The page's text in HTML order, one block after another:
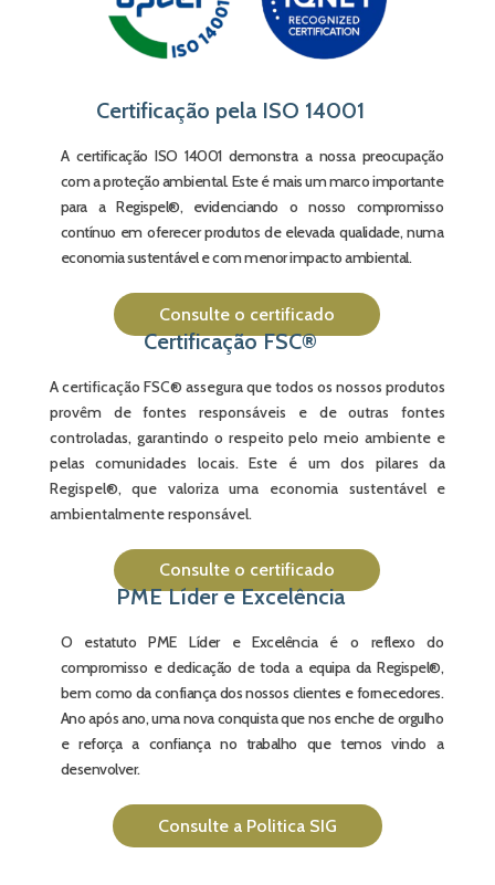
Certificação pela ISO 14001
A certificação ISO 14001 demonstra a nossa preocupação
com a proteção ambiental. Este é mais um marco importante
para a Regispel®, evidenciando o nosso compromisso
contínuo em oferecer produtos de elevada qualidade, numa
economia sustentável e com menor impacto ambiental.
Consulte o certificado
Certificação FSC®
A certificação FSC® assegura que todos os nossos produtos
provêm de fontes responsáveis e de outras fontes
controladas, garantindo o respeito pelo meio ambiente e
pelas comunidades locais. Este é um dos pilares da
Regispel®, que valoriza uma economia sustentável e
ambientalmente responsável.
Consulte o certificado
PME Líder e Excelência
O estatuto PME Líder e Excelência é o reflexo do
compromisso e dedicação de toda a equipa da Regispel®,
bem como da confiança dos nossos clientes e fornecedores.
Ano após ano, uma nova conquista que nos enche de orgulho
e reforça a confiança no trabalho que temos vindo a
desenvolver.
Consulte a Politica SIG